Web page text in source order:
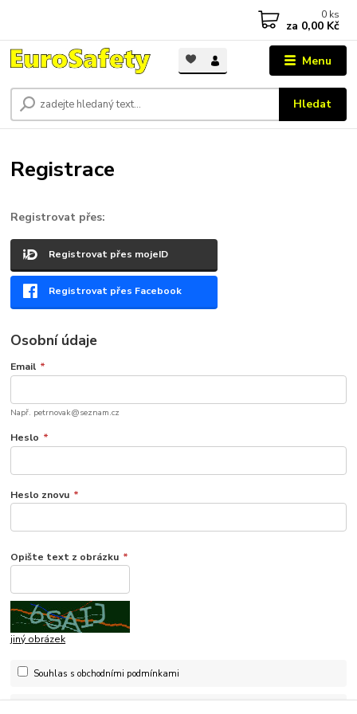
Menu
Hledat
0 ks
za 0,00 Kč
Registrace
Registrovat přes:
Registrovat přes mojeID
Registrovat přes Facebook
Osobní údaje
Email *
Např. petrnovak@seznam.cz
Heslo *
Heslo znovu *
Opište text z obrázku *
jiný obrázek
Souhlas s obchodními podmínkami